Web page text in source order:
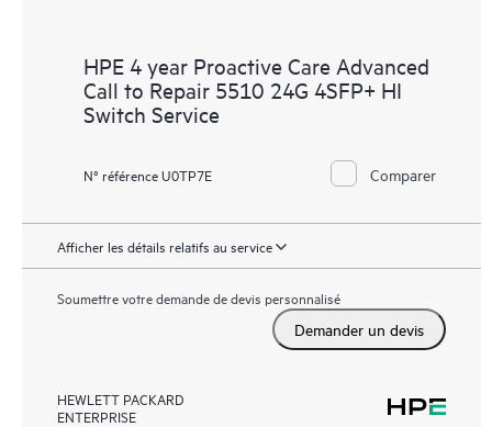
HPE 4 year Proactive Care Advanced
Call to Repair 5510 24G 4SFP+ HI
Switch Service
N° référence U0TP7E Comparer
Afficher les détails relatifs au service
Soumettre votre demande de devis personnalisé
Demander un devis
HEWLETT PACKARD
ENTERPRISE